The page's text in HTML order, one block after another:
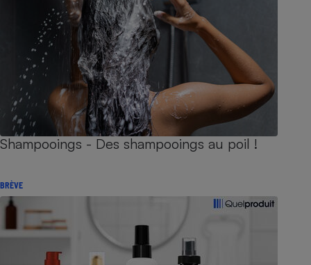
Shampooings - Des shampooings au poil !
BRÈVE